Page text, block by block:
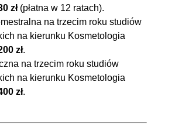
zł(płatna w 12 ratach).
na trzecim roku studiów
na kierunku Kosmetologia
zł.
na trzecim roku studiów
na kierunku Kosmetologia
zł.